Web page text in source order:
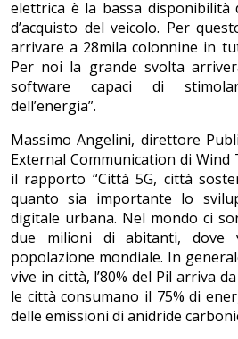
elettrica è la bassa
d’acquisto del veicolo. Per
arrivare a 28mila colonnine in
Per noi la grande svolta
software capaci di
dell’energia”.
Massimo Angelini, direttore
External Communication di
il rapporto “Città 5G, città
quanto sia importante lo
digitale urbana. Nel mondo ci
due milioni di abitanti, dove
popolazione mondiale. In
vive in città, l’80% del Pil arriva
le città consumano il 75% di
delle emissioni di anidride